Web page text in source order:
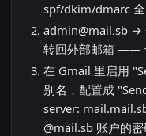
spf/dkim/dmarc 全
admin@mail.sb →
转回外部邮箱 ——
在 Gmail 里启用
别名，配置成
server:
@mail.sb 账户的